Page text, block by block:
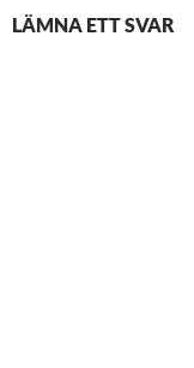
LÄMNA ETT SVAR